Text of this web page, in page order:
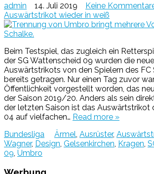
admin 14. Juli 2019 Keine
Auswärtstrikot wieder in weiß
Beim Testspiel, das zugleich ein
der SG Wattenscheid 09 wurden die
Auswärtstrikots von den Spielern des FC
bereits getragen. Nur einen Tag zuvor
Öffentlichkeit vorgestellt worden, das
der Saison 2019/20. Anders als sein
der letzten Saison ist das Auswärtstrikot
04 auf vielfachen… Read more »
Bundesliga
Ärmel Ausrüster,
Wagner, Design Gelsenkirchen Kragen
09 Umbro